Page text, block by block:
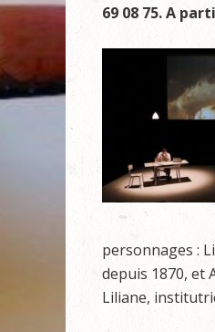
69 08 75. A
personnages :
depuis 1870, et
Liliane,